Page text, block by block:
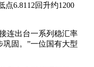
点6.8112回升约1200
连出台一系列稳汇率
固。”一位国有大型